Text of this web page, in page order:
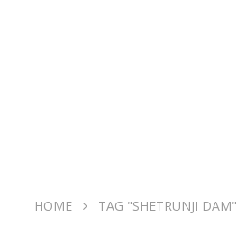
HOME TAG "SHETRUNJI DAM"